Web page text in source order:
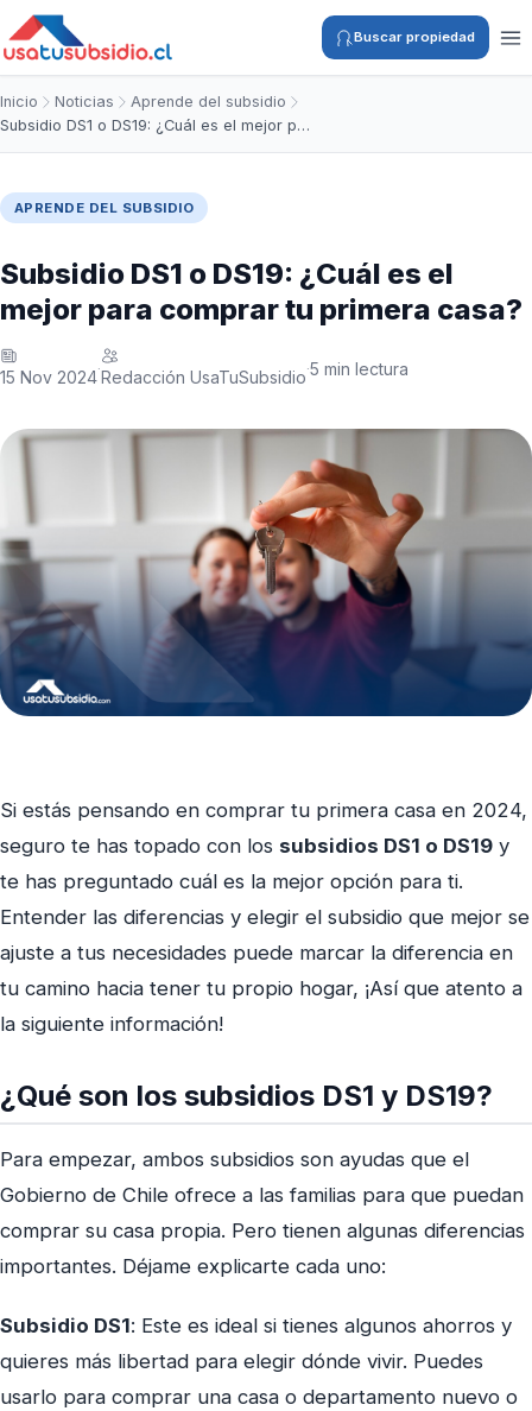
Buscar propiedad
Inicio Noticias
Aprende del subsidio
Subsidio DS1 o DS19: ¿Cuál es el mejor p…
APRENDE DEL SUBSIDIO
Subsidio DS1 o DS19: ¿Cuál es el
mejor para comprar tu primera casa?
15 Nov 2024·Redacción UsaTuSubsidio·5 min lectura
Si estás pensando en comprar tu primera casa en 2024,
seguro te has topado con los subsidios DS1 o DS19 y
te has preguntado cuál es la mejor opción para ti.
Entender las diferencias y elegir el subsidio que mejor se
ajuste a tus necesidades puede marcar la diferencia en
tu camino hacia tener tu propio hogar, ¡Así que atento a
la siguiente información!
¿Qué son los subsidios DS1 y DS19?
Para empezar, ambos subsidios son ayudas que el
Gobierno de Chile ofrece a las familias para que puedan
comprar su casa propia. Pero tienen algunas diferencias
importantes. Déjame explicarte cada uno:
Subsidio DS1: Este es ideal si tienes algunos ahorros y
quieres más libertad para elegir dónde vivir. Puedes
usarlo para comprar una casa o departamento nuevo o